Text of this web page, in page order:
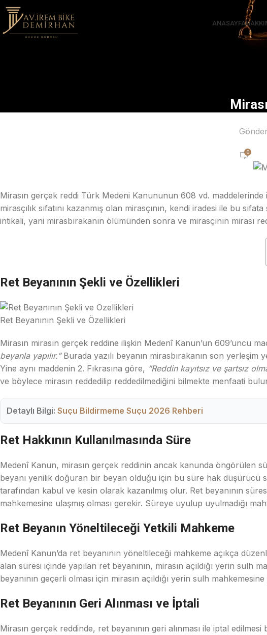
ANASAYFA
0
Mirasın gerçek reddi Türk Medeni Kanununun 608 vd. maddelerinde
mirasçılık sıfatını kazanmış olan mirasçının, kendi iradesi ile bu
intikali, yani mirasbırakanın ölümünden sonra ve mirasçının mirası
Ret Beyanının Şekli ve Özellikleri
Ret Beyanının Şekli ve Özellikleri
Mirasın mirasın gerçek reddine ilişkin Medenî Kanun’un 609’uncu
beyanla yapılır.”Burada yazılı beyanın mirasbırakanın son
Yine aynı maddenin 2. Fıkrasına göre, “Reddin kayıtsız ve şartsız
ve böylece mirasın reddedilip reddedilmediğini bilmekte menfaati
Detaylı Bilgi: Suçu Bildirmeme Suçu 2026 Rehberi
Ret Hakkının Kullanılmasında Süre
Medenî Kanun, mirasın gerçek reddinin ancak kanunda öngörülen
beyanı yenilik doğuran bir beyan olduğu için bu süre hak düşürücü
tarafından kabul ve kesin olarak kazanılmış olur. Ret beyanının
mahkemesine ulaşmış olması gerekir. Süreye uyulup uyulmadığı
Ret Beyanın Yöneltileceği Yetkili Mahkeme
Medenî Kanun’da ret beyanının yöneltileceği mahkeme açıkça
alan süresi içinde yapılan ret beyanının, mirasın açıldığı yerin
beyanının geçerli olması için mirasın açıldığı yerin sulh
Ret Beyanının Geri Alınması ve İptali
Mirasın gerçek reddinde, ret beyanının geri alınması ile iptal